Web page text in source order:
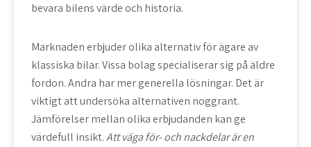
bevara bilens värde och historia.
Marknaden erbjuder olika alternativ för ägare av
klassiska bilar. Vissa bolag specialiserar sig på äldre
fordon. Andra har mer generella lösningar. Det är
viktigt att undersöka alternativen noggrant.
Jämförelser mellan olika erbjudanden kan ge
värdefull insikt.Att väga för- och nackdelar är en